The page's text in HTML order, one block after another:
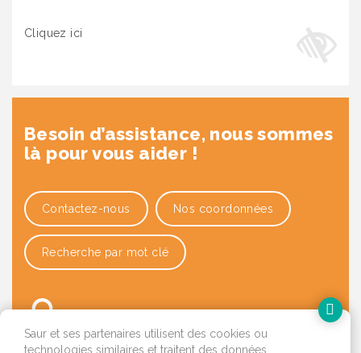
Cliquez ici
Besoin d’assistance, nous sommes
là pour vous aider !
Contactez-nous Nos coordonnées
Recherche par mot clé
Saur et ses partenaires utilisent des cookies ou
technologies similaires et traitent des données